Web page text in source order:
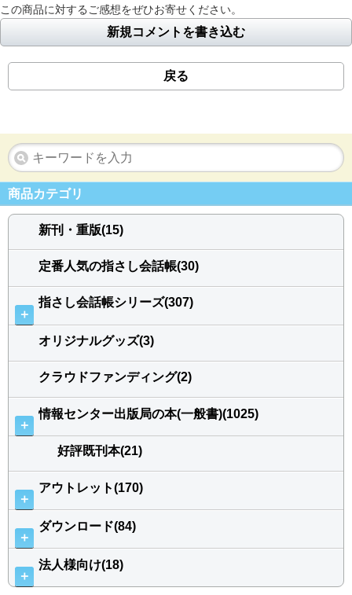
この商品に対するご感想をぜひお寄せください。
新規コメントを書き込む
戻る
商品カテゴリ
新刊・重版(15)
定番人気の指さし会話帳(30)
＋
指さし会話帳シリーズ(307)
オリジナルグッズ(3)
クラウドファンディング(2)
＋
情報センター出版局の本(一般書)(1025)
好評既刊本(21)
＋
アウトレット(170)
＋
ダウンロード(84)
＋
法人様向け(18)